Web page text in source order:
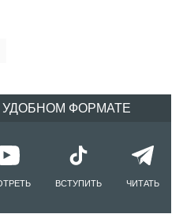
УДОБНОМ ФОРМАТЕ
ВСТУПИТЬ ЧИТАТЬ